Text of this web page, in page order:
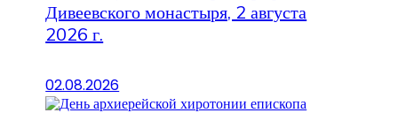
Дивеевского монастыря, 2 августа
2026 г.
02.08.2026